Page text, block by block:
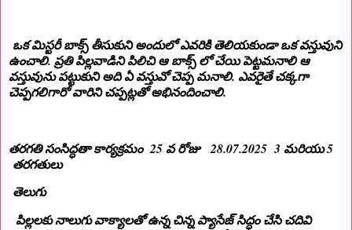
ఒక మిస్టరీ బాక్స్ తీసుకుని అందులో ఎవరికి తెలియకుండా ఒక వస్తువుని
ఉంచాలి. ప్రతి పిల్లవాడిని పిలిచి ఆ బాక్స్ లో చేయి పెట్టమనాలి ఆ
వస్తువును పట్టుకుని అది ఏ వస్తువో చెప్ప మనాలి. ఎవరైతే చక్కగా
చెప్పగలిగారో వారిని చప్పట్లతో అభినందించాలి.
తరగతి సంసిద్ధతా కార్యక్రమం 25 వ రోజు 28.07.2025 3 మరియు 5
తరగతులు
తెలుగు
పిల్లలకు నాలుగు వాక్యాలతో ఉన్న చిన్న ప్యాసేజ్ సిద్ధం చేసి చదివి